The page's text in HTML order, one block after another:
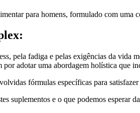
para homens, formulado com
pela fadiga e pelas exigências da vida
por adotar uma abordagem holística que
fórmulas específicas para
suplementos e o que podemos esperar